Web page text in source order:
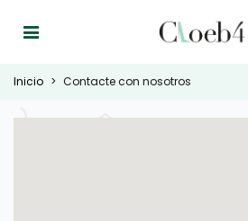
Inicio > Contacte con nosotros